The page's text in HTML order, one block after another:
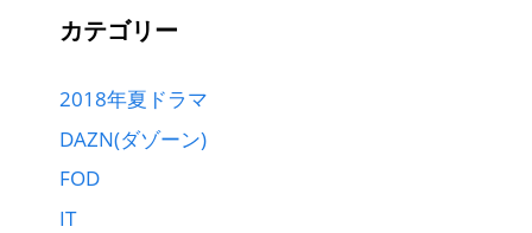
カテゴリー
2018年夏ドラマ
DAZN(ダゾーン)
FOD
IT